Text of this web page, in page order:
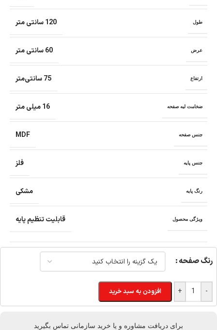
طول 120 سانتی متر
عرض 60 سانتی متر
ارتفاع 75 سانتی‌متر
ضخامت لبه صفحه 16 میلی متر
جنس صفحه MDF
جنس پایه فلز
رنگ پایه مشکی
ویژگی محصول قابلیت تنظیم پایه
رنگ صفحه
-
+ افزودن به سبد خرید
برای دریافت مشاوره و یا خرید سازمانی تماس بگیرید